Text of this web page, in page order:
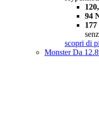
94
scopri di
MonsterDa